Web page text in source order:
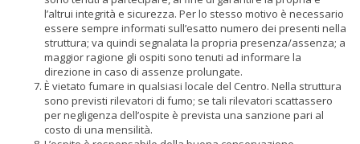
l’altrui integrità e sicurezza. Per lo stesso motivo è necessario
essere sempre informati sull’esatto numero dei presenti nella
struttura; va quindi segnalata la propria presenza/assenza; a
maggior ragione gli ospiti sono tenuti ad informare la
direzione in caso di assenze prolungate.
È vietato fumare in qualsiasi locale del Centro. Nella struttura
sono previsti rilevatori di fumo; se tali rilevatori scattassero
per negligenza dell’ospite è prevista una sanzione pari al
costo di una mensilità.